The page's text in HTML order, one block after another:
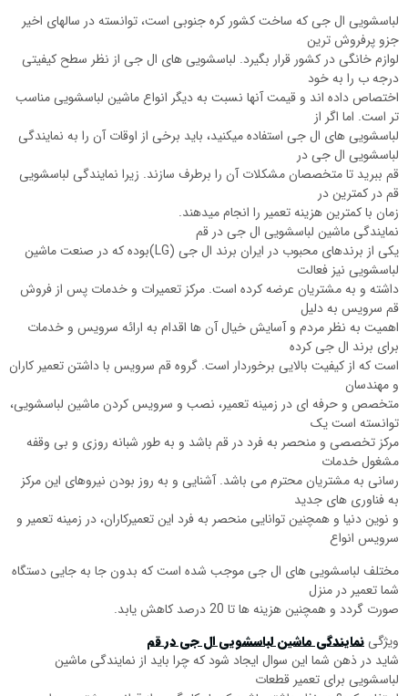
لباسشویی ال جی که ساخت کشور کره جنوبی است، توانسته در سال‏های اخیر
جزو پرفروش ترین
لوازم خانگی در کشور قرار بگیرد. لباسشویی‏ های ال جی از نظر سطح کیفیتی
درجه ب را به خود
اختصاص داده اند و قیمت آن‏ها نسبت به دیگر انواع ماشین لباسشویی مناسب
تر است. اما اگر از
لباسشویی‏ های ال جی استفاده می‏کنید، باید برخی از اوقات آن را به نمایندگی
لباسشویی ال جی در
قم ببرید تا متخصصان مشکلات آن را برطرف سازند. زیرا نمایندگی لباسشویی
قم در کمترین در
زمان با کمترین هزینه تعمیر را انجام میدهند.
نمایندگی ماشین لباسشویی ال جی در قم
یکی از برندهای محبوب در ایران برند ال جی (LG)بوده که در صنعت ماشین
لباسشویی نیز فعالت
داشته و به مشتریان عرضه کرده است. مرکز تعمیرات و خدمات پس از فروش
قم سرویس به دلیل
اهمیت به نظر مردم و آسایش خیال آن ها اقدام به ارائه سرویس و خدمات
برای برند ال جی کرده
است که از کیفیت بالایی برخوردار است. گروه قم سرویس با داشتن تعمیر کاران
و مهندسان
متخصص و حرفه ای در زمینه تعمیر، نصب و سرویس کردن ماشین لباسشویی،
توانسته است یک
مرکز تخصصی و منحصر به فرد در قم باشد و به طور شبانه روزی و بی وقفه
مشغول خدمات
رسانی به مشتریان محترم می باشد. آشنایی و به روز بودن نیروهای این مرکز
به فناوری های جدید
و نوین دنیا و همچنین توانایی منحصر به فرد این تعمیرکاران، در زمینه تعمیر و
سرویس انواع
مختلف لباسشویی های ال جی موجب شده است که بدون جا به جایی دستگاه
شما تعمیر در منزل
صورت گردد و همچنین هزینه ها تا 20 درصد کاهش یابد.
ویژگینمایندگی ماشین لباسشویی ال جی در قم
شاید در ذهن شما این سوال ایجاد شود که چرا باید از نمایندگی ماشین
لباسشویی برای تعمیر قطعات